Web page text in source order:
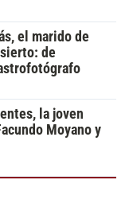
el marido de
de
la joven
Moyano y